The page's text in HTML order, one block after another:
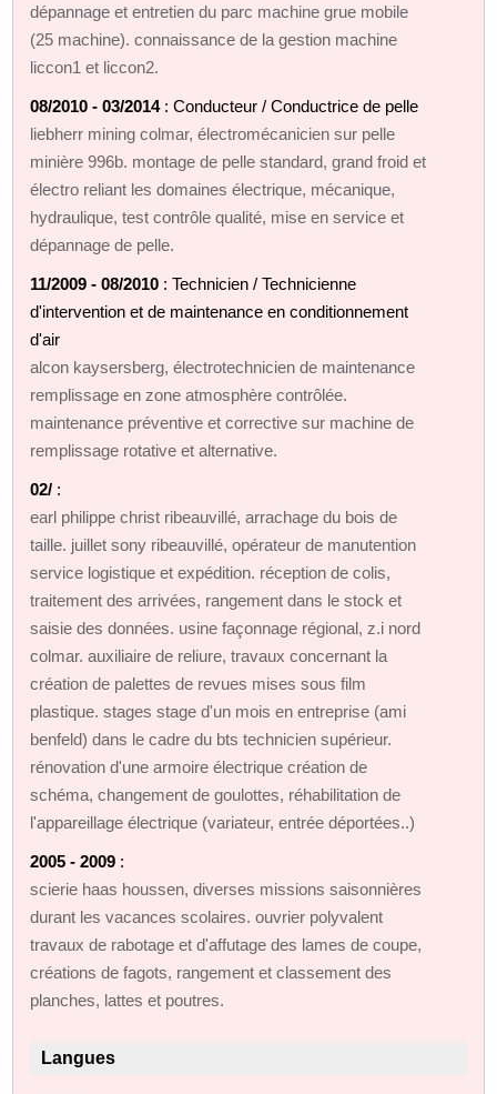
dépannage et entretien du parc machine grue mobile
(25 machine). connaissance de la gestion machine
liccon1 et liccon2.
08/2010 - 03/2014: Conducteur / Conductrice de pelle
liebherr mining colmar, électromécanicien sur pelle
minière 996b. montage de pelle standard, grand froid et
électro reliant les domaines électrique, mécanique,
hydraulique, test contrôle qualité, mise en service et
dépannage de pelle.
11/2009 - 08/2010 : Technicien / Technicienne
d'intervention et de maintenance en conditionnement
d'air
alcon kaysersberg, électrotechnicien de maintenance
remplissage en zone atmosphère contrôlée.
maintenance préventive et corrective sur machine de
remplissage rotative et alternative.
02/ :
earl philippe christ ribeauvillé, arrachage du bois de
taille. juillet sony ribeauvillé, opérateur de manutention
service logistique et expédition. réception de colis,
traitement des arrivées, rangement dans le stock et
saisie des données. usine façonnage régional, z.i nord
colmar. auxiliaire de reliure, travaux concernant la
création de palettes de revues mises sous film
plastique. stages stage d'un mois en entreprise (ami
benfeld) dans le cadre du bts technicien supérieur.
rénovation d'une armoire électrique création de
schéma, changement de goulottes, réhabilitation de
l'appareillage électrique (variateur, entrée déportées..)
2005 - 2009 :
scierie haas houssen, diverses missions saisonnières
durant les vacances scolaires. ouvrier polyvalent
travaux de rabotage et d'affutage des lames de coupe,
créations de fagots, rangement et classement des
planches, lattes et poutres.
Langues